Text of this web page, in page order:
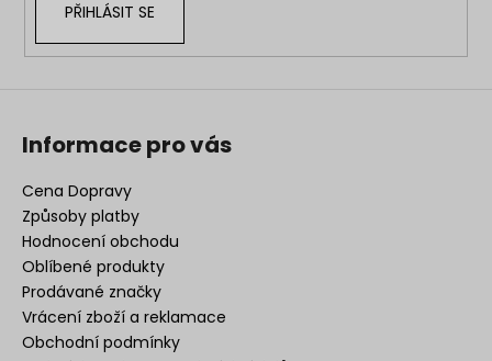
PŘIHLÁSIT SE
Informace pro vás
Cena Dopravy
Způsoby platby
Hodnocení obchodu
Oblíbené produkty
Prodávané značky
Vrácení zboží a reklamace
Obchodní podmínky